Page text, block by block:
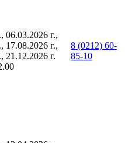
06.03.2026 г.,
17.08.2026 г.,
21.12.2026 г.
8 (0212) 60-
85-10